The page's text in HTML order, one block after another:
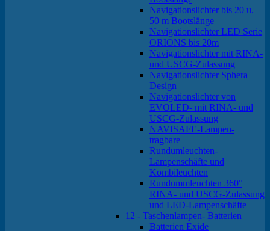
Navigationslichter bis 20 u.
50 m Bootslänge
Navigationslichter LED Serie
ORIONS bis 20m
Navigationslichter mit RINA-
und USCG-Zulassung
Navigationslichter Sphera
Design
Navigationslichter von
EVOLED- mit RINA- und
USCG-Zulassung
NAVISAFE-Lampen-
tragbare
Rundumleuchten-
Lampenschäfte und
Kombileuchten
Rundummleuchten 360°
RINA- und USCG-Zulassung
und LED-Lampenschäfte
12 - Taschenlampen- Batterien
Batterien Exide